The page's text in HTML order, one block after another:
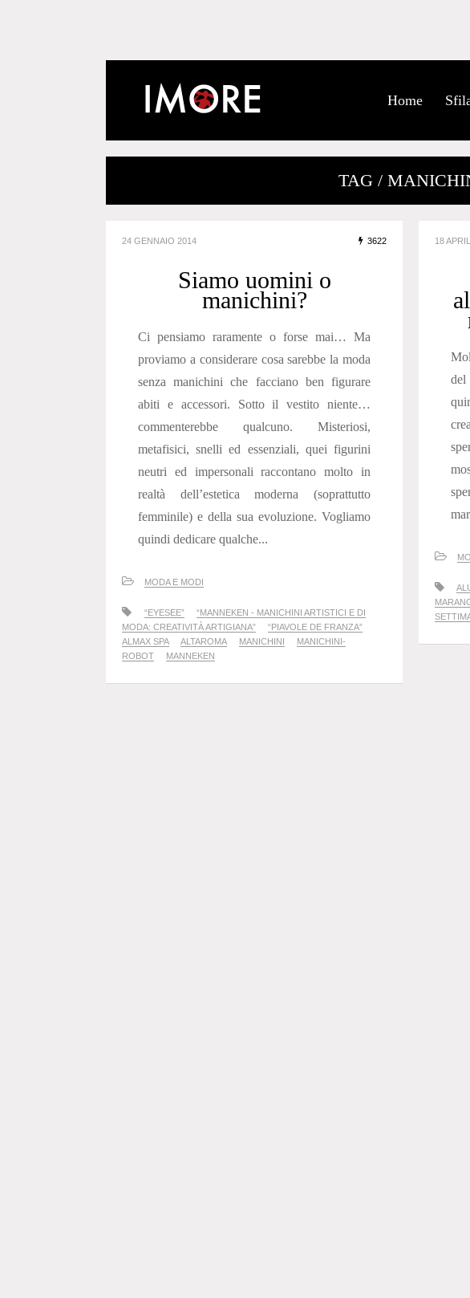
Home
TAG /
24 GENNAIO 2014 3622
Siamo uomini o
manichini?
Ci pensiamo raramente o forse mai… Ma
proviamo a considerare cosa sarebbe la moda
senza manichini che facciano ben figurare
abiti e accessori. Sotto il vestito niente…
commenterebbe qualcuno. Misteriosi,
metafisici, snelli ed essenziali, quei figurini
neutri ed impersonali raccontano molto in
realtà dell’estetica moderna (soprattutto
femminile) e della sua evoluzione. Vogliamo
quindi dedicare qualche...
MODA E MODI
“EYESEE”
“MANNEKEN - MANICHINI ARTISTICI E DI
MODA: CREATIVITÀ ARTIGIANA”
“PIAVOLE DE FRANZA”
ALMAX SPA
ALTAROMA MANICHINI
MANICHINI-
ROBOT
MANNEKEN
18